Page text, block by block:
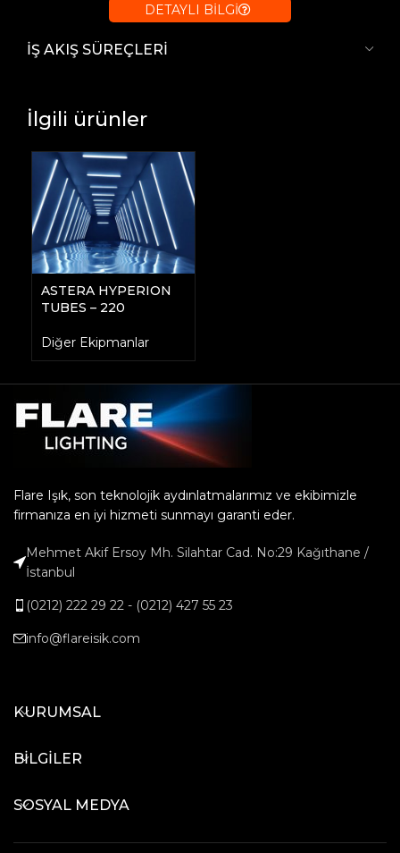
DETAYLI BİLGİ
İŞ AKIŞ SÜREÇLERİ
İlgili ürünler
ASTERA HYPERION
TUBES – 220
Diğer Ekipmanlar
Flare Işık, son teknolojik aydınlatmalarımız ve ekibimizle
firmanıza en iyi hizmeti sunmayı garanti eder.
Mehmet Akif Ersoy Mh. Silahtar Cad. No:29 Kağıthane /
İstanbul
(0212) 222 29 22 - (0212) 427 55 23
info@flareisik.com
KURUMSAL
BİLGİLER
SOSYAL MEDYA